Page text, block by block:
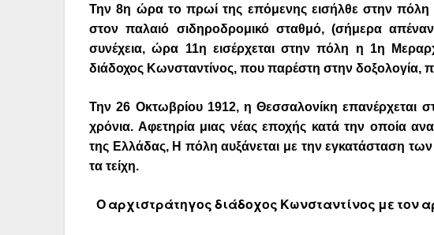
Την 8η ώρα το πρωί της επόμενης εισήλθε στην
στον παλαιό σιδηροδρομικό σταθμό, (σήμερα
συνέχεια, ώρα 11η εισέρχεται στην πόλη η 1η
διάδοχος Κωνσταντίνος, που παρέστη στην δοξολογία,
Την 26 Οκτωβρίου 1912, η Θεσσαλονίκη επανέρχεται
χρόνια. Αφετηρία μιας νέας εποχής κατά την οποία
της Ελλάδας, Η πόλη αυξάνεται με την εγκατάσταση
τα τείχη.
Ο αρχιστράτηγος διάδοχος Κωνσταντίνος με τον